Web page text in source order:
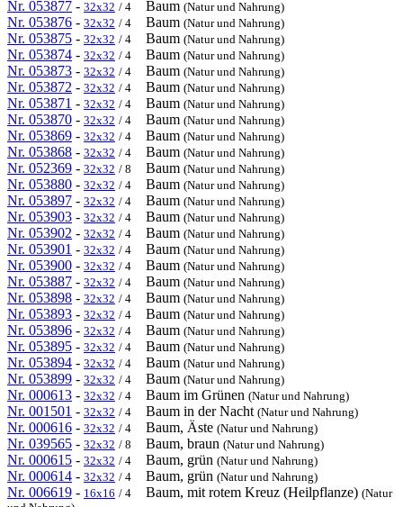
Nr. 053877 - 32x32 / 4 Baum (Natur und Nahrung)
Nr. 053876 - 32x32 / 4 Baum (Natur und Nahrung)
Nr. 053875 - 32x32 / 4 Baum (Natur und Nahrung)
Nr. 053874 - 32x32 / 4 Baum (Natur und Nahrung)
Nr. 053873 - 32x32 / 4 Baum (Natur und Nahrung)
Nr. 053872 - 32x32 / 4 Baum (Natur und Nahrung)
Nr. 053871 - 32x32 / 4 Baum (Natur und Nahrung)
Nr. 053870 - 32x32 / 4 Baum (Natur und Nahrung)
Nr. 053869 - 32x32 / 4 Baum (Natur und Nahrung)
Nr. 053868 - 32x32 / 4 Baum (Natur und Nahrung)
Nr. 052369 - 32x32 / 8 Baum (Natur und Nahrung)
Nr. 053880 - 32x32 / 4 Baum (Natur und Nahrung)
Nr. 053897 - 32x32 / 4 Baum (Natur und Nahrung)
Nr. 053903 - 32x32 / 4 Baum (Natur und Nahrung)
Nr. 053902 - 32x32 / 4 Baum (Natur und Nahrung)
Nr. 053901 - 32x32 / 4 Baum (Natur und Nahrung)
Nr. 053900 - 32x32 / 4 Baum (Natur und Nahrung)
Nr. 053887 - 32x32 / 4 Baum (Natur und Nahrung)
Nr. 053898 - 32x32 / 4 Baum (Natur und Nahrung)
Nr. 053893 - 32x32 / 4 Baum (Natur und Nahrung)
Nr. 053896 - 32x32 / 4 Baum (Natur und Nahrung)
Nr. 053895 - 32x32 / 4 Baum (Natur und Nahrung)
Nr. 053894 - 32x32 / 4 Baum (Natur und Nahrung)
Nr. 053899 - 32x32 / 4 Baum (Natur und Nahrung)
Nr. 000613 - 32x32 / 4 Baum im Grünen (Natur und Nahrung)
Nr. 001501 - 32x32 / 4 Baum in der Nacht (Natur und Nahrung)
Nr. 000616 - 32x32 / 4 Baum, Äste (Natur und Nahrung)
Nr. 039565 - 32x32 / 8 Baum, braun (Natur und Nahrung)
Nr. 000615 - 32x32 / 4 Baum, grün (Natur und Nahrung)
Nr. 000614 - 32x32 / 4 Baum, grün (Natur und Nahrung)
Nr. 006619 - 16x16 / 4 Baum, mit rotem Kreuz (Heilpflanze) (Natur